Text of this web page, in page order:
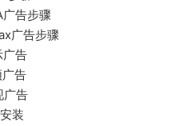
广告步骤
广告步骤
广告
广告
广告
装